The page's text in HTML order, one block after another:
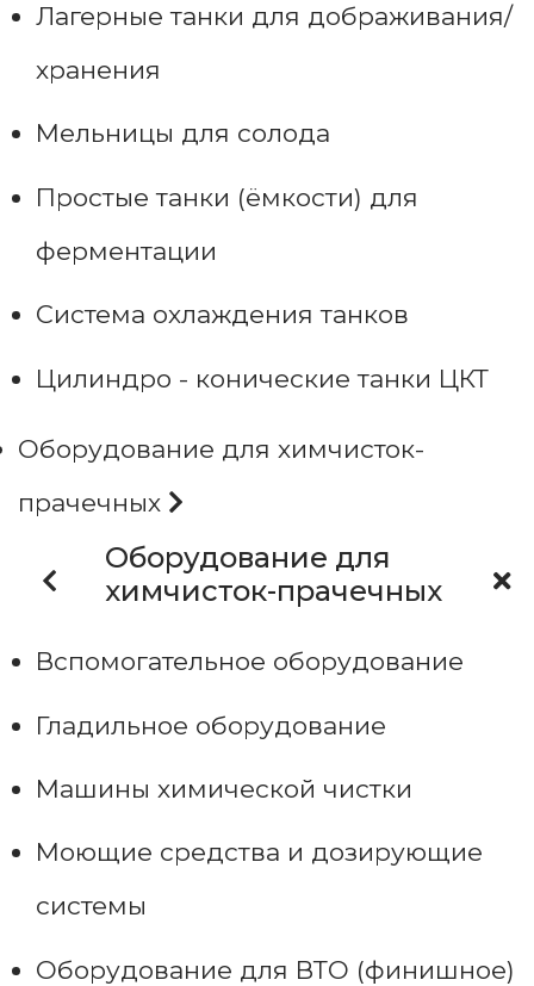
Лагерные танки для дображивания/
хранения
Мельницы для солода
Простые танки (ёмкости) для
ферментации
Система охлаждения танков
Цилиндро - конические танки ЦКТ
Оборудование для химчисток-
прачечных
Оборудование для
химчисток-прачечных
Вспомогательное оборудование
Гладильное оборудование
Машины химической чистки
Моющие средства и дозирующие
системы
Оборудование для ВТО (финишное)